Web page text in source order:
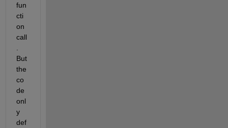
fun
cti
on
call
But
the
co
de
onl
y
def